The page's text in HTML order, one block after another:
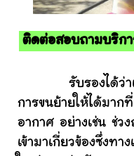
ติดต่อสอบถามบริกา
รับรองได้ว่าเรา
การขนย้ายให้ได้มา
อากาศ อย่างเช่น ช่ว
เข้ามาเกี่ยวข้องซึ่งท